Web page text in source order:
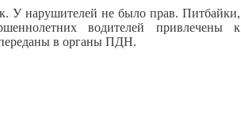
У нарушителей не было прав. Питбайки,
водителей привлечены к
в органы ПДН.